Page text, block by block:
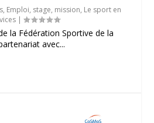
, Emploi, stage, mission, Le sport en
|
la Fédération Sportive de la
avec...